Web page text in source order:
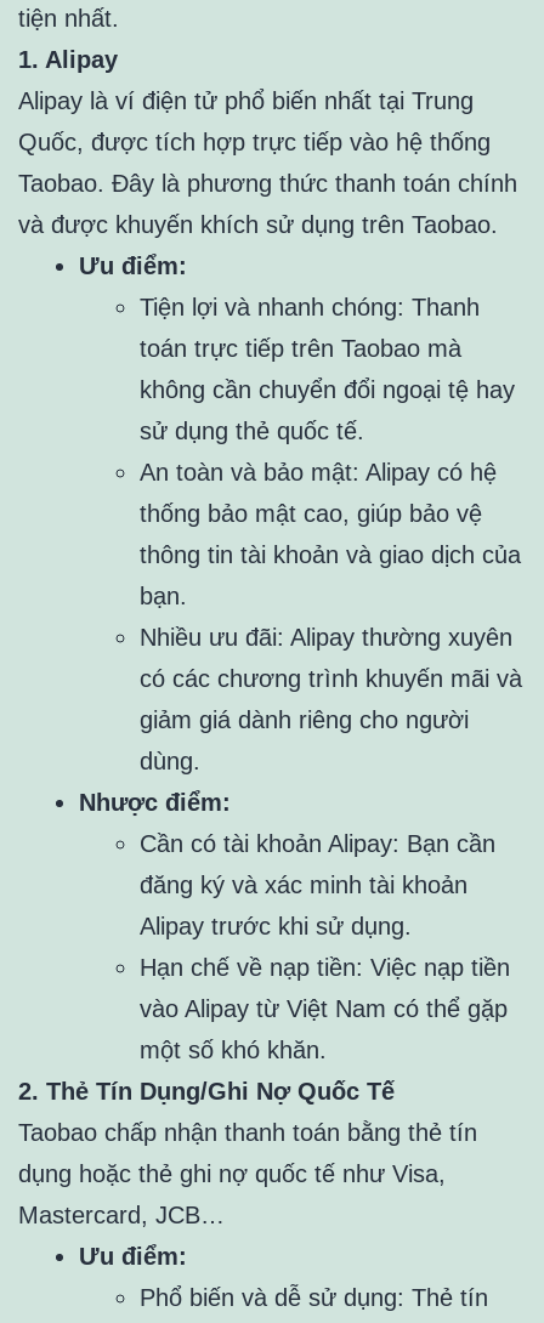
tiện nhất.
1. Alipay
Alipay là ví điện tử phổ biến nhất tại Trung
Quốc, được tích hợp trực tiếp vào hệ thống
Taobao. Đây là phương thức thanh toán chính
và được khuyến khích sử dụng trên Taobao.
Ưu điểm:
Tiện lợi và nhanh chóng: Thanh
toán trực tiếp trên Taobao mà
không cần chuyển đổi ngoại tệ hay
sử dụng thẻ quốc tế.
An toàn và bảo mật: Alipay có hệ
thống bảo mật cao, giúp bảo vệ
thông tin tài khoản và giao dịch của
bạn.
Nhiều ưu đãi: Alipay thường xuyên
có các chương trình khuyến mãi và
giảm giá dành riêng cho người
dùng.
Nhược điểm:
Cần có tài khoản Alipay: Bạn cần
đăng ký và xác minh tài khoản
Alipay trước khi sử dụng.
Hạn chế về nạp tiền: Việc nạp tiền
vào Alipay từ Việt Nam có thể gặp
một số khó khăn.
2. Thẻ Tín Dụng/Ghi Nợ Quốc Tế
Taobao chấp nhận thanh toán bằng thẻ tín
dụng hoặc thẻ ghi nợ quốc tế như Visa,
Mastercard, JCB…
Ưu điểm:
Phổ biến và dễ sử dụng: Thẻ tín